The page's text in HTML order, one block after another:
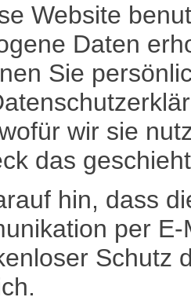
Website
Daten
Sie
wir sie
das
hin, dass
per
Schutz